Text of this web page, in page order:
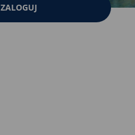
ZALOGUJ